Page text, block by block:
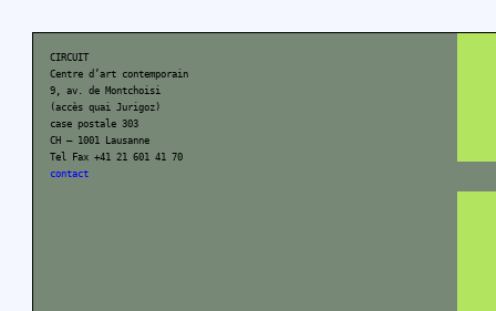
CIRCUIT
Centre d’art contemporain
9, av. de Montchoisi
(accès quai Jurigoz)
case postale 303
CH – 1001 Lausanne
Tel Fax +41 21 601 41 70
contact